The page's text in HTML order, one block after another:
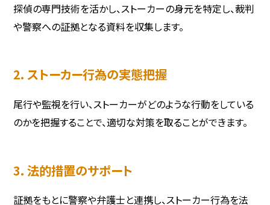
探偵の専門技術を活かし、ストーカーの身元を特定し、裁判
や警察への証拠となる資料を収集します。
2. ストーカー行為の実態把握
尾行や監視を行い、ストーカーがどのような行動をしている
のかを把握することで、適切な対策を取ることができます。
3. 法的措置のサポート
証拠をもとに警察や弁護士と連携し、ストーカー行為を法